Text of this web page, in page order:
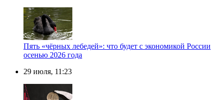
Пять «чёрных лебедей»: что будет с экономикой России
осенью 2026 года
29 июля, 11:23